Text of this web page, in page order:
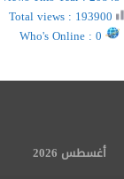
أغسطس 2026